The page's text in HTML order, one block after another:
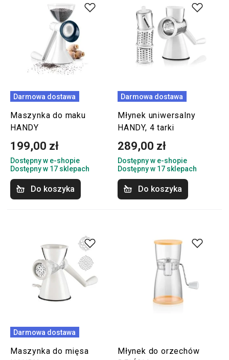
Darmowa dostawa
Maszynka do maku
HANDY
199,00 zł
Dostępny w e-shopie
Dostępny w 17 sklepach
Do koszyka
Darmowa dostawa
Młynek uniwersalny
HANDY, 4 tarki
289,00 zł
Dostępny w e-shopie
Dostępny w 17 sklepach
Do koszyka
Darmowa dostawa
Maszynka do mięsa
Młynek do orzechów